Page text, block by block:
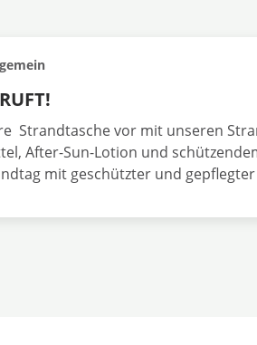
Strandtasche vor mit unseren
After-Sun-Lotion und
mit geschützter und